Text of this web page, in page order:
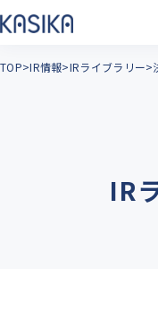
TOP IR情報 IRライブラリー
IR